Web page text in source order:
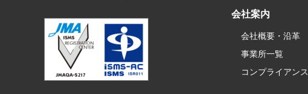
会社案内
会社概要・沿革
事業所一覧
コンプライアンス